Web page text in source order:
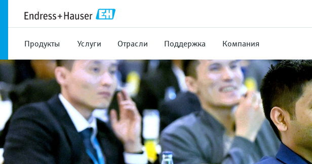
Продукты Услуги Отрасли Поддержка Компания